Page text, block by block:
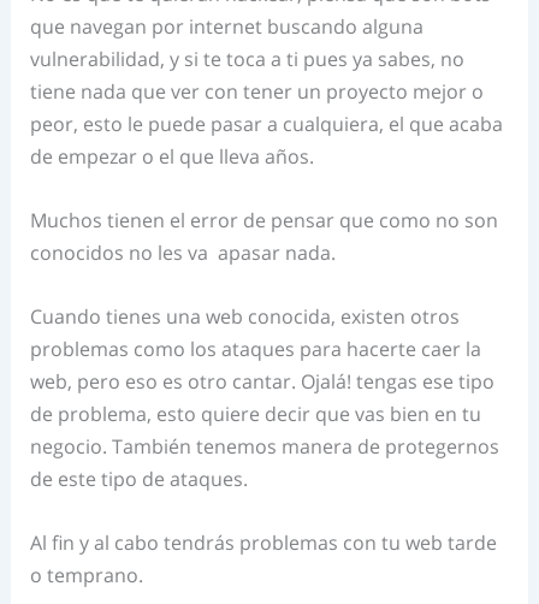
que navegan por internet buscando alguna
vulnerabilidad, y si te toca a ti pues ya sabes, no
tiene nada que ver con tener un proyecto mejor o
peor, esto le puede pasar a cualquiera, el que acaba
de empezar o el que lleva años.
Muchos tienen el error de pensar que como no son
conocidos no les va apasar nada.
Cuando tienes una web conocida, existen otros
problemas como los ataques para hacerte caer la
web, pero eso es otro cantar. Ojalá! tengas ese tipo
de problema, esto quiere decir que vas bien en tu
negocio. También tenemos manera de protegernos
de este tipo de ataques.
Al fin y al cabo tendrás problemas con tu web tarde
o temprano.